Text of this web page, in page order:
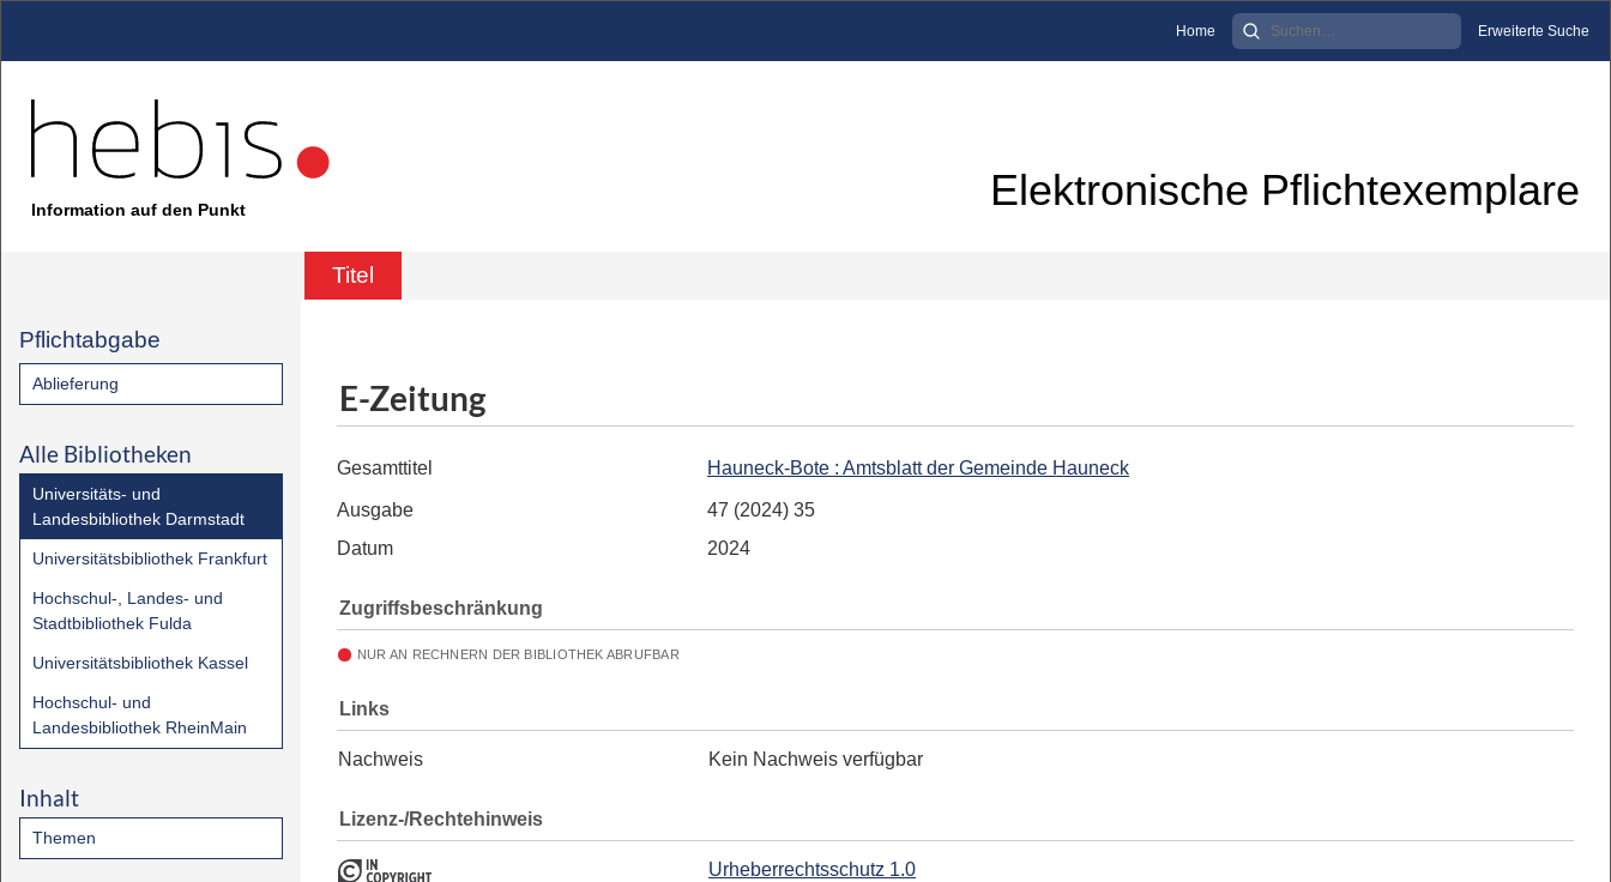
Home Erweiterte Suche
Information auf den Punkt Elektronische Pflichtexemplare
Titel
Pflichtabgabe
Ablieferung
Alle Bibliotheken
Universitäts- und
Landesbibliothek Darmstadt
Universitätsbibliothek Frankfurt
Hochschul-, Landes- und
Stadtbibliothek Fulda
Universitätsbibliothek Kassel
Hochschul- und
Landesbibliothek RheinMain
Inhalt
Themen
E-Zeitung
Gesamttitel Hauneck-Bote : Amtsblatt der Gemeinde Hauneck
Ausgabe
47 (2024) 35
Datum
2024
Zugriffsbeschränkung
NUR AN RECHNERN DER BIBLIOTHEK ABRUFBAR
Links
Nachweis Kein Nachweis verfügbar
Lizenz-/Rechtehinweis
Urheberrechtsschutz 1.0